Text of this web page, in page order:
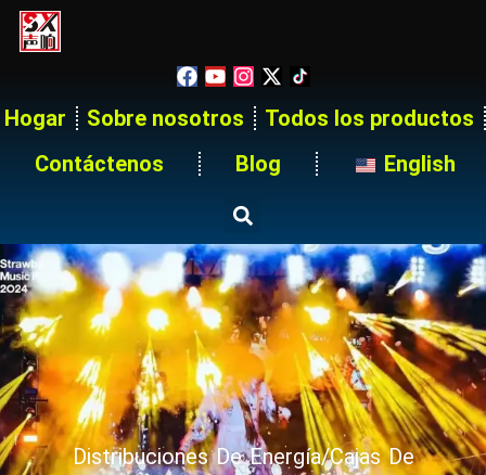
Hogar Sobre nosotros
Todos los productos
Contáctenos
Blog English
Distribuciones De Energía/Cajas De